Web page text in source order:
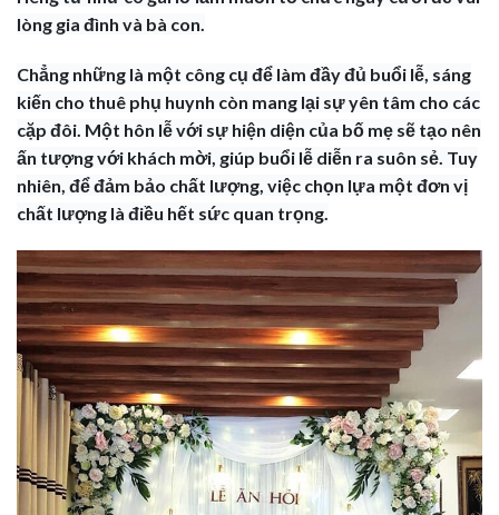
lòng gia đình và bà con.
Chẳng những là một công cụ để làm đầy đủ buổi lễ, sáng
kiến cho thuê phụ huynh còn mang lại sự yên tâm cho các
cặp đôi. Một hôn lễ với sự hiện diện của bố mẹ sẽ tạo nên
ấn tượng với khách mời, giúp buổi lễ diễn ra suôn sẻ. Tuy
nhiên, để đảm bảo chất lượng, việc chọn lựa một đơn vị
chất lượng là điều hết sức quan trọng.